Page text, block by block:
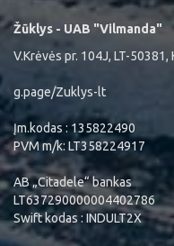
Žūklys - UAB "Vilmanda"
V.Krėvės pr. 104J, LT-50381,
g.page/Zuklys-lt
Įm.kodas : 135822490
PVM m/k: LT358224917
AB „Citadele“ bankas
LT637290000004402786
Swift kodas : INDULT2X